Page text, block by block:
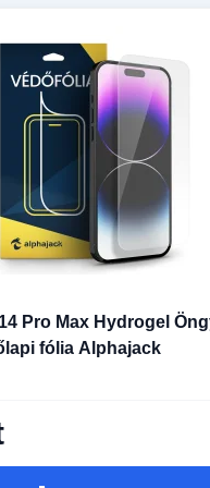
Pro Max Hydrogel
fólia Alphajack